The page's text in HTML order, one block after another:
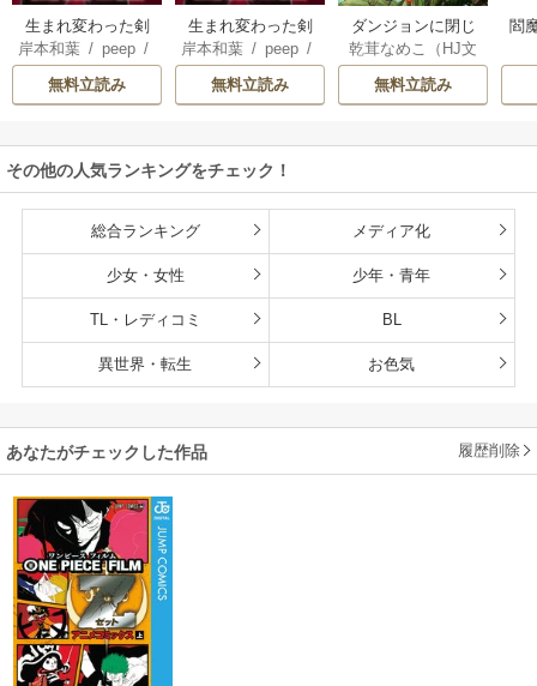
生まれ変わった剣
聖、剣士が冷遇さ
れる魔術至上主義
の学園で無双する
岸本和葉/ peep/
染野静也/
/taskey STUDI
無料立読み
生まれ変わった剣
聖、剣士が冷遇さ
れる魔術至上主義
の学園で無双する
岸本和葉/ peep/
染野静也/
/taskey STUDI
無料立読み
ダンジョンに閉じ
込められて25年。
救出されたときに
は立派な不審者に
版】
乾茸なめこ（HJ文
庫／ホビージャパ
ン刊）/御手洗太
無料立読み
閻
その他の人気ランキングをチェック！
総合ランキング メディア化
少女・女性 少年・青年
TL・レディコミ BL
異世界・転生 お色気
あなたがチェックした作品 履歴削除